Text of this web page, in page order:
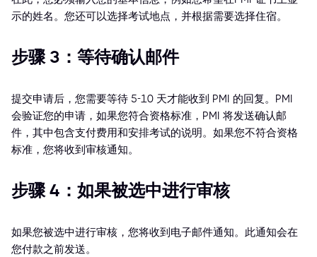
示的姓名。您还可以选择考试地点，并根据需要选择住宿。
步骤 3：等待确认邮件
提交申请后，您需要等待 5-10 天才能收到 PMI 的回复。PMI
会验证您的申请，如果您符合资格标准，PMI 将发送确认邮
件，其中包含支付费用和安排考试的说明。如果您不符合资格
标准，您将收到审核通知。
步骤 4：如果被选中进行审核
如果您被选中进行审核，您将收到电子邮件通知。此通知会在
您付款之前发送。